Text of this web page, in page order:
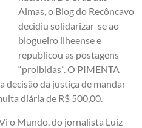
Almas, o Blog do Recôncavo
decidiu solidarizar-se ao
blogueiro ilheense e
republicou as postagens
“proibidas”. O PIMENTA
decisão da justiça de mandar
diária de R$ 500,00.
o Mundo , do jornalista Luiz